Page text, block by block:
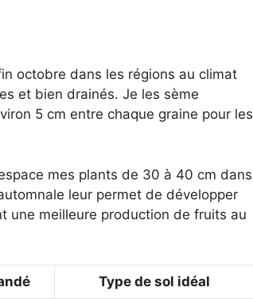
octobre dans les régions au climat
et bien drainés. Je les sème
5 cm entre chaque graine pour les
mes plants de 30 à 40 cm dans
leur permet de développer
une meilleure production de fruits au
Type de sol idéal